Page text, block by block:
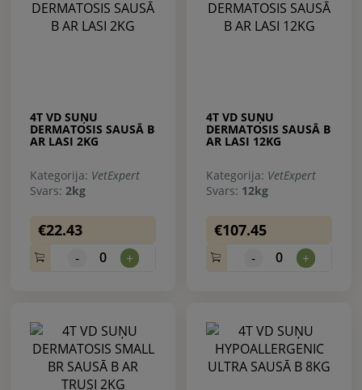
4T VD SUŅU
DERMATOSIS SAUSĀ B
AR LASI 2KG
Kategorija: VetExpert
Svars: 2kg
€22.43
- 0 +
4T VD SUŅU
DERMATOSIS SAUSĀ B
AR LASI 12KG
Kategorija: VetExpert
Svars: 12kg
€107.45
- 0 +